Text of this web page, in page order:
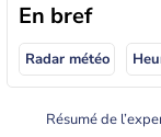
En bref
Radar météo
Résumé de